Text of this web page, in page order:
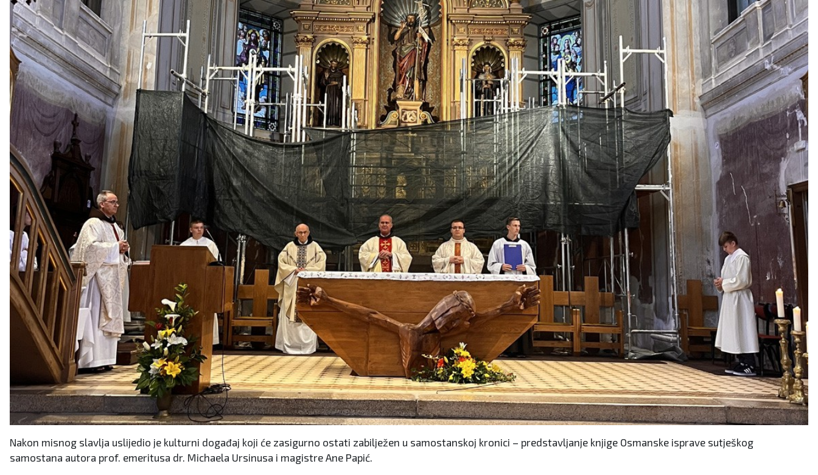
Nakon misnog slavlja uslijedio je kulturni događaj koji će zasigurno ostati zabilježen u samostanskoj kronici – predstavljanje knjige Osmanske isprave sutješkog
samostana autora prof. emeritusa dr. Michaela Ursinusa i magistre Ane Papić.